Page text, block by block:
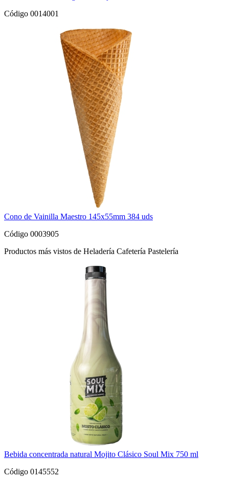
Código 0014001
Cono de Vainilla Maestro 145x55mm 384 uds
Código 0003905
Productos más vistos de Heladería Cafetería Pastelería
Bebida concentrada natural Mojito Clásico Soul Mix 750 ml
Código 0145552